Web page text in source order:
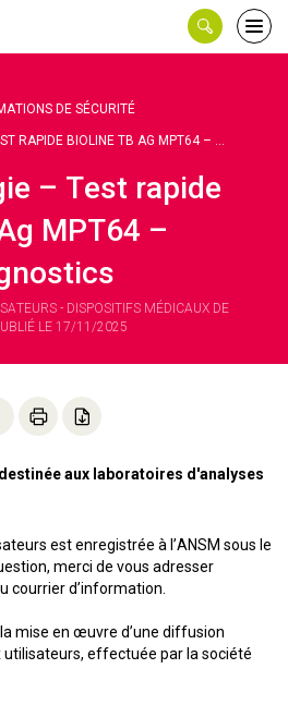
le
DE SÉCURITÉ
RAPIDE BIOLINE TB AG MPT64 – ...
– Test rapide
MPT64 –
- DISPOSITIFS MÉDICAUX DE
LE 17/11/2025
aux laboratoires d'analyses
est enregistrée à l’ANSM sous le
merci de vous adresser
courrier d’information.
mise en œuvre d’une diffusion
effectuée par la société